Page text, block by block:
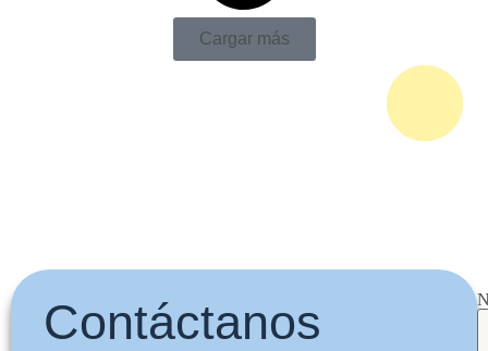
Cargar más
Contáctanos